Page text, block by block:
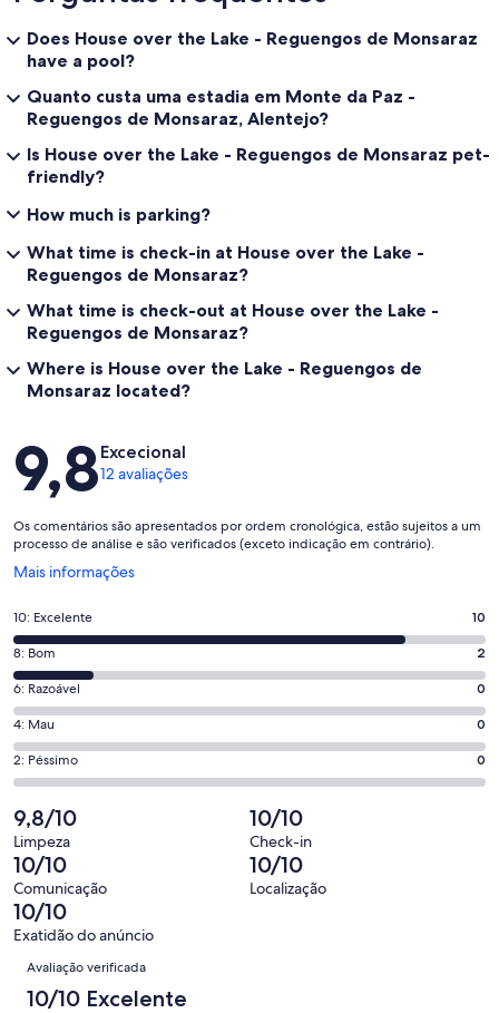
Does House over the Lake - Reguengos de Monsaraz
have a pool?
Quanto custa uma estadia em Monte da Paz -
Reguengos de Monsaraz, Alentejo?
Is House over the Lake - Reguengos de Monsaraz pet-
friendly?
How much is parking?
What time is check-in at House over the Lake -
Reguengos de Monsaraz?
What time is check-out at House over the Lake -
Reguengos de Monsaraz?
Where is House over the Lake - Reguengos de
Monsaraz located?
Avaliações
9,8Excecional
12 avaliações
Os comentários são apresentados por ordem cronológica, estão sujeitos a um
processo de análise e são verificados (exceto indicação em contrário).
Mais informações
Abre
nova
janela
Pontuação
de
10,
o
que
significa
“Excelente”.
10
de
12
avaliações.
10: Excelente 10
Pontuação
de
8,
o
que
significa
“Bom”.
2
de
12
avaliações.
8: Bom 2
Pontuação
de
6,
o
que
significa
“Razoável”.
0
de
12
avaliações.
6: Razoável 0
Pontuação
de
4,
que
significa
“Mau”.
0
de
12
avaliações.
4: Mau 0
Pontuação
de
2,
o
que
significa
“Péssimo”.
0
de
12
avaliações.
2: Péssimo 0
9,8/10
Limpeza
10/10
Check-in
10/10
Comunicação
10/10
Localização
10/10
Exatidão do anúncio
Avaliações
Avaliação verificada
10/10 Excelente